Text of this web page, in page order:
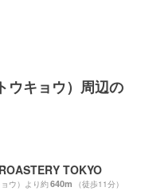
ウキョウ）周辺の
TOKYO
ウ）より約640m （徒歩11分）